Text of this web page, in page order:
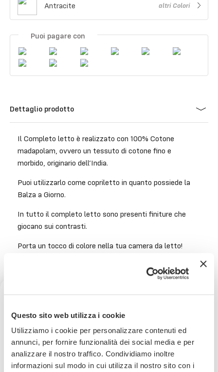
Questo sito web utilizza i cookie
Utilizziamo i cookie per personalizzare contenuti ed
annunci, per fornire funzionalità dei social media e per
analizzare il nostro traffico. Condividiamo inoltre
informazioni sul modo in cui utilizza il nostro sito con i
Antracite altriColori
Puoi pagare con
Dettaglio prodotto
Il Completo letto è realizzato con 100% Cotone
madapolam, ovvero un tessuto di cotone fino e
morbido, originario dell’India.
Puoi utilizzarlo come copriletto in quanto possiede la
Balza a Giorno.
In tutto il completo letto sono presenti finiture che
giocano sui contrasti.
Porta un tocco di colore nella tua camera da letto!
Ricevi uno sconto del 10% sul
tuo prossimo ordine
Iscriviti subito alla nostra newsletter